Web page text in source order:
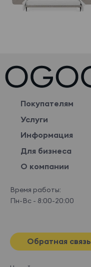
Покупателям
Услуги
Информация
Для бизнеса
О компании
Время работы:
Пн-Вс - 8:00-20:00
Обратная связь